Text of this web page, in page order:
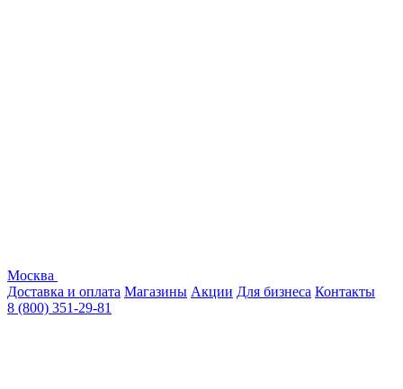
Москва
Доставка и оплата Магазины Акции Для бизнеса Контакты
8 (800) 351-29-81